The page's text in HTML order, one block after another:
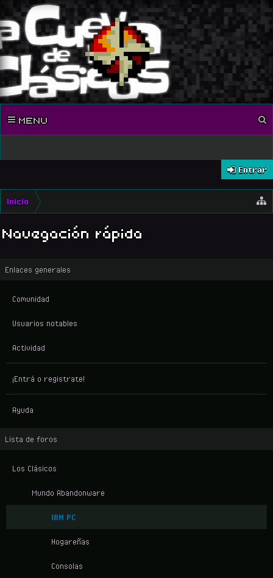
MENU
Entrar
Inicio
Navegación rápida
Enlaces generales
Comunidad
Usuarios notables
Actividad
¡Entrá o registrate!
Ayuda
Lista de foros
Los Clásicos
Mundo Abandonware
IBM PC
Hogareñas
Consolas